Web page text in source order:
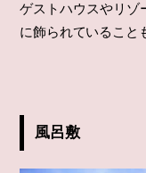
ゲストハウスやリゾ
に飾られていること
風呂敷